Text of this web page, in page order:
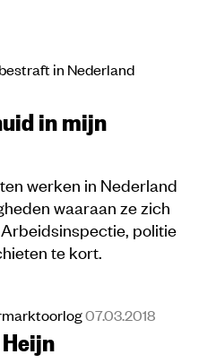
in Nederland
in mijn
werken in Nederland
waaraan ze zich
politie
te kort.
07.03.2018